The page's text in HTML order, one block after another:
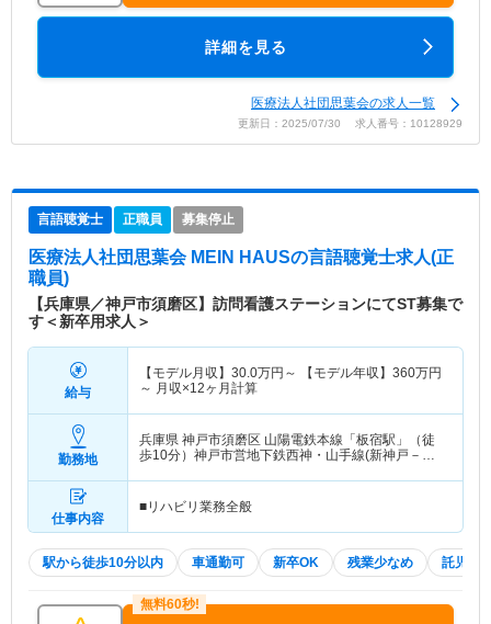
詳細を見る
医療法人社団思葉会の求人一覧
更新日：2025/07/30 求人番号：10128929
言語聴覚士 正職員 募集停止
医療法人社団思葉会 MEIN HAUSの言語聴覚士求人(正
職員)
【兵庫県／神戸市須磨区】訪問看護ステーションにてST募集で
す＜新卒用求人＞
給与
【モデル月収】 30.0万円～ 【モデル年収】 360万円
～ 月収×12ヶ月計算
勤務地
兵庫県 神戸市須磨区 山陽電鉄本線「板宿駅」（徒
歩10分）神戸市営地下鉄西神・山手線(新神戸－新
仕事内容
■リハビリ業務全般
駅から徒歩10分以内 車通勤可 新卒OK 残業少なめ 託児所